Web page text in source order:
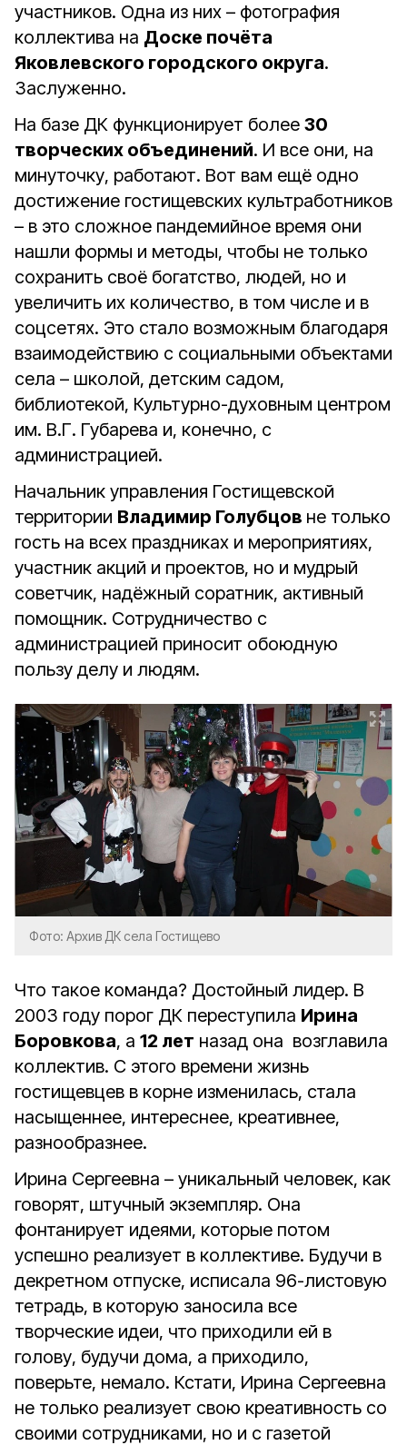
участников. Одна из них – фотография
коллектива на Доске почёта
Яковлевского городского округа.
Заслуженно.
На базе ДК функционирует более 30
творческих объединений. И все они, на
минуточку, работают. Вот вам ещё одно
достижение гостищевских культработников
– в это сложное пандемийное время они
нашли формы и методы, чтобы не только
сохранить своё богатство, людей, но и
увеличить их количество, в том числе и в
соцсетях. Это стало возможным благодаря
взаимодействию с социальными объектами
села – школой, детским садом,
библиотекой, Культурно-духовным центром
им. В.Г. Губарева и, конечно, с
администрацией.
Начальник управления Гостищевской
территории Владимир Голубцов не только
гость на всех праздниках и мероприятиях,
участник акций и проектов, но и мудрый
советчик, надёжный соратник, активный
помощник. Сотрудничество с
администрацией приносит обоюдную
пользу делу и людям.
Фото: Архив ДК села Гостищево
Что такое команда? Достойный лидер. В
2003 году порог ДК переступила Ирина
Боровкова, а 12 лет назад она возглавила
коллектив. С этого времени жизнь
гостищевцев в корне изменилась, стала
насыщеннее, интереснее, креативнее,
разнообразнее.
Ирина Сергеевна – уникальный человек, как
говорят, штучный экземпляр. Она
фонтанирует идеями, которые потом
успешно реализует в коллективе. Будучи в
декретном отпуске, исписала 96-листовую
тетрадь, в которую заносила все
творческие идеи, что приходили ей в
голову, будучи дома, а приходило,
поверьте, немало. Кстати, Ирина Сергеевна
не только реализует свою креативность со
своими сотрудниками, но и с газетой